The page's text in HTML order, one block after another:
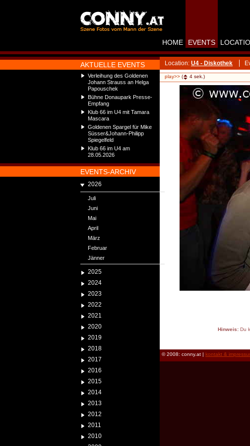
AKTUELLE EVENTS
Verleihung des Goldenen
Johann Strauss an Helga
Papouschek
Bühne Donaupark Presse-
Empfang
Klub 66 im U4 mit Tamara
Mascara
Goldenen Spargel für Mike
Süsser&Johann-Philipp
Spiegelfeld
Klub 66 im U4 am
28.05.2026
EVENTS-ARCHIV
2026
Juli
Juni
Mai
April
März
Februar
Jänner
2025
2024
2023
2022
2021
2020
2019
2018
2017
2016
2015
2014
2013
2012
2011
2010
HOME EVENTS
Location: U4 - Diskothek
play>> ( 4 sek.)
Hinweis:Du
© 2008: conny.at | kontakt &